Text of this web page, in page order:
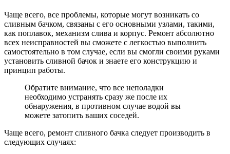
Чаще всего, все проблемы, которые могут возникать со
сливным бачком, связаны с его основными узлами, такими,
как поплавок, механизм слива и корпус. Ремонт абсолютно
всех неисправностей вы сможете с легкостью выполнить
самостоятельно в том случае, если вы смогли своими руками
установить сливной бачок и знаете его конструкцию и
принцип работы.
Обратите внимание, что все неполадки
необходимо устранять сразу же после их
обнаружения, в противном случае водой вы
можете затопить ваших соседей.
Чаще всего, ремонт сливного бачка следует производить в
следующих случаях: